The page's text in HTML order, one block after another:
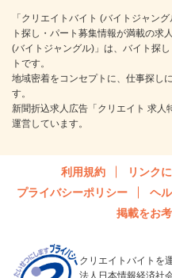
「クリエイトバイト (バイトジャン
ト探し・パート募集情報が満載の求
(バイトジャングル)」は、バイト探
トです。
地域密着をコンセプトに、仕事探し
す。
新聞折込求人広告「クリエイト 求人
運営しています。
利用規約 リンク
プライバシーポリシー
ヘ
掲載をお
クリエイトバイトを
法人日本情報経済社